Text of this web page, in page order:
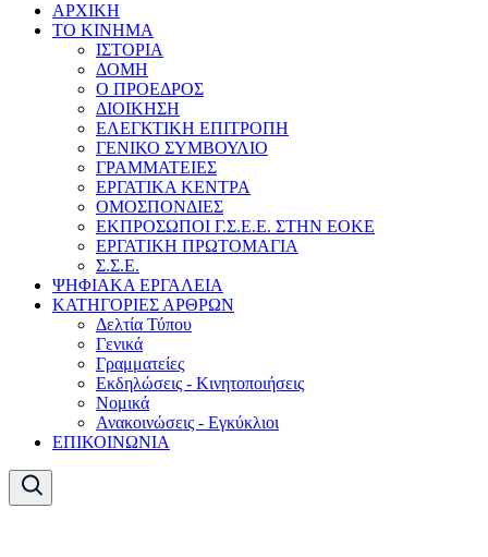
ΑΡΧΙΚΗ
ΤΟ ΚΙΝΗΜΑ
ΙΣΤΟΡΙΑ
ΔΟΜΗ
Ο ΠΡΟΕΔΡΟΣ
ΔΙΟΙΚΗΣΗ
ΕΛΕΓΚΤΙΚΗ ΕΠΙΤΡΟΠΗ
ΓΕΝΙΚΟ ΣΥΜΒΟΥΛΙΟ
ΓΡΑΜΜΑΤΕΙΕΣ
ΕΡΓΑΤΙΚΑ ΚΕΝΤΡΑ
ΟΜΟΣΠΟΝΔΙΕΣ
ΕΚΠΡΟΣΩΠΟΙ Γ.Σ.Ε.Ε. ΣΤΗΝ ΕΟΚΕ
ΕΡΓΑΤΙΚΗ ΠΡΩΤΟΜΑΓΙΑ
Σ.Σ.Ε.
ΨΗΦΙΑΚΑ ΕΡΓΑΛΕΙΑ
ΚΑΤΗΓΟΡΙΕΣ ΑΡΘΡΩΝ
Δελτία Τύπου
Γενικά
Γραμματείες
Εκδηλώσεις - Κινητοποιήσεις
Νομικά
Ανακοινώσεις - Εγκύκλιοι
ΕΠΙΚΟΙΝΩΝΙΑ